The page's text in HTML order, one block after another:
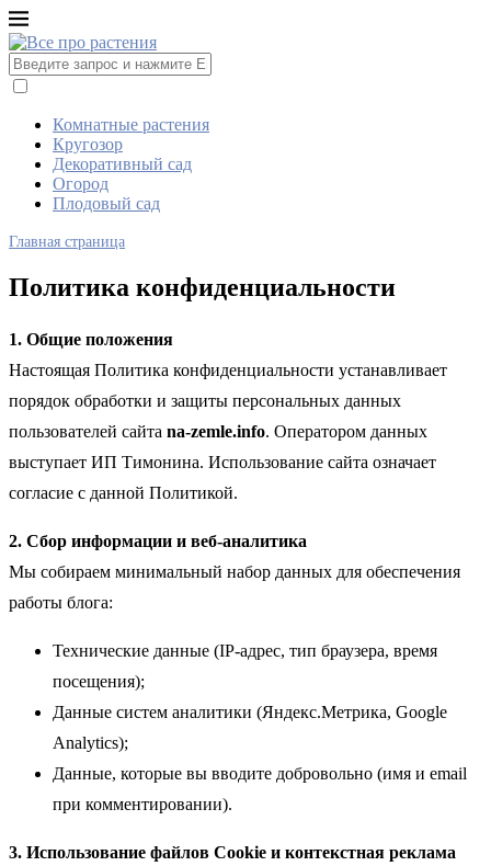
Комнатные растения
Кругозор
Декоративный сад
Огород
Плодовый сад
Главная страница
Политика конфиденциальности
1. Общие положения
Настоящая Политика конфиденциальности устанавливает
порядок обработки и защиты персональных данных
пользователей сайта na-zemle.info. Оператором данных
выступает ИП Тимонина. Использование сайта означает
согласие с данной Политикой.
2. Сбор информации и веб-аналитика
Мы собираем минимальный набор данных для обеспечения
работы блога:
Технические данные (IP-адрес, тип браузера, время
посещения);
Данные систем аналитики (Яндекс.Метрика, Google
Analytics);
Данные, которые вы вводите добровольно (имя и email
при комментировании).
3. Использование файлов Cookie и контекстная реклама